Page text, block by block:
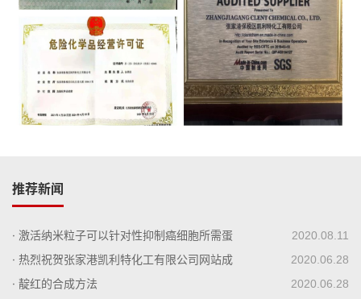
推荐新闻
2020.08.11
· 激活纳米粒子可以针对性抑制癌细胞所需蛋
白质
2020.06.28
· 热烈祝贺张家港凯利特化工有限公司网站成
功上线！
2020.06.28
· 靛红的合成方法